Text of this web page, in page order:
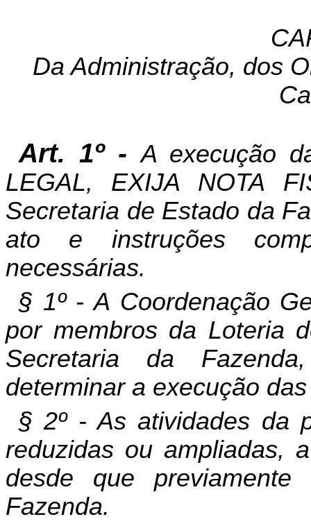
Da Administração, dos
Art. 1º -A execução
LEGAL, EXIJA NOTA
Secretaria de Estado da
ato e instruções
necessárias.
§ 1º - A Coordenação
por membros da Loteria
Secretaria da
determinar a execução
§ 2º - As atividades da
reduzidas ou ampliadas,
desde que
Fazenda.